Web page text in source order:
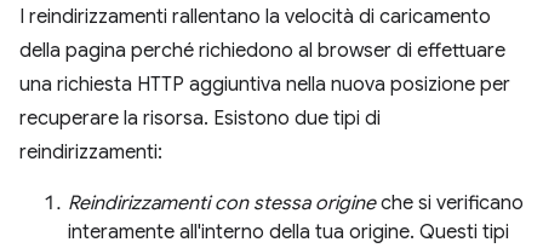
I reindirizzamenti rallentano la velocità di caricamento
della pagina perché richiedono al browser di effettuare
una richiesta HTTP aggiuntiva nella nuova posizione per
recuperare la risorsa. Esistono due tipi di
reindirizzamenti:
Reindirizzamenti con stessa origineche si verificano
interamente all'interno della tua origine. Questi tipi